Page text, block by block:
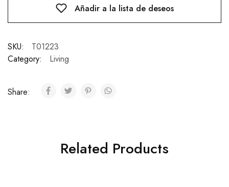
Añadir a la lista de deseos
SKU:
T01223
Category:
Living
Share:
Related Products